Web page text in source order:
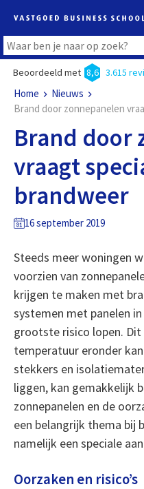
Beoordeeld met 8,6 3.615
Home
Nieuws
Brand door zonnepanelen
Brand door
vraagt
brandweer
16 september 2019
Steeds meer woningen
voorzien van
krijgen te maken met
systemen met panelen
grootste risico lopen.
temperatuur eronder
stekkers en
liggen, kan gemakkelijk
zonnepanelen en de
een belangrijk thema bij
namelijk een speciale
Oorzaken en risico’s